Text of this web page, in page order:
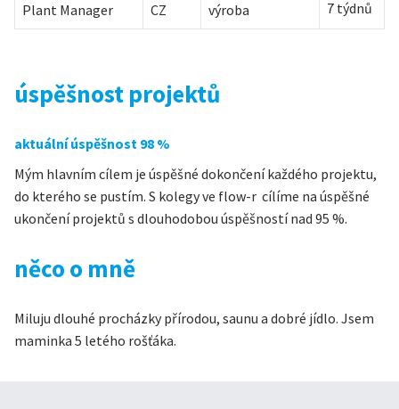
Plant Manager CZ výroba 7 týdnů
úspěšnost projektů
aktuální úspěšnost 98 %
Mým hlavním cílem je úspěšné dokončení každého projektu,
do kterého se pustím. S kolegy ve flow-r cílíme na úspěšné
ukončení projektů s dlouhodobou úspěšností nad 95 %.
něco o mně
Miluju dlouhé procházky přírodou, saunu a dobré jídlo. Jsem
maminka 5 letého rošťáka.